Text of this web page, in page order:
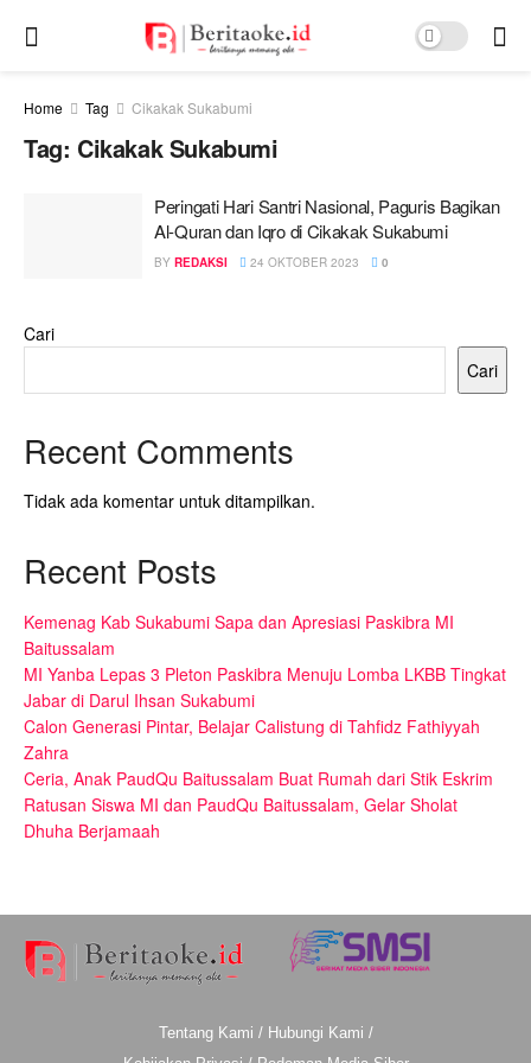
Home Tag Cikakak Sukabumi
Tag: Cikakak Sukabumi
Peringati Hari Santri Nasional, Paguris Bagikan
Al-Quran dan Iqro di Cikakak Sukabumi
BY REDAKSI 24 OKTOBER 2023 0
Cari
Cari
Recent Comments
Tidak ada komentar untuk ditampilkan.
Recent Posts
Kemenag Kab Sukabumi Sapa dan Apresiasi Paskibra MI
Baitussalam
MI Yanba Lepas 3 Pleton Paskibra Menuju Lomba LKBB Tingkat
Jabar di Darul Ihsan Sukabumi
Calon Generasi Pintar, Belajar Calistung di Tahfidz Fathiyyah
Zahra
Ceria, Anak PaudQu Baitussalam Buat Rumah dari Stik Eskrim
Ratusan Siswa MI dan PaudQu Baitussalam, Gelar Sholat
Dhuha Berjamaah
Tentang Kami / Hubungi Kami /